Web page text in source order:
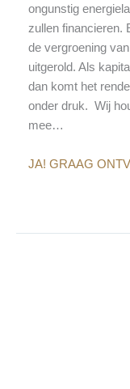
ongunstig
zullen financieren.
de vergroening
uitgerold. Als
dan komt het
onder druk. Wij
mee…
JA! GRAAG